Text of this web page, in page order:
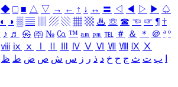
◆ □ ■ △ ▽ → ← ↑ ↓ ↔ 〓 ◁ ◀ ▷ ▶ ♤
◐ ◑ ▒ ▤ ▨ ▧ ▦ ▩ ♨ ☏ ☎ ☜ ☞ ¶ †
♪ ♬ ㉿ ㈜ № ㏇ ™ ㏂ ㏘ ℡ ＃ ＆ ＊ ＠ ª º
ⅷ ⅸ ⅹ Ⅳ Ⅴ Ⅵ Ⅶ Ⅷ Ⅸ Ⅹ
ب ت ث ج ح خ د ذ ر ز س ش ص ض ط ظ